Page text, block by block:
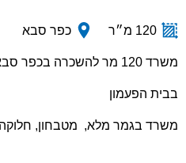
120 מ״ר כפר סבא
משרד 120 מר להשכרה בכפר סבא
בבית הפעמון
משרד בגמר מלא, מטבחון, חלוקה